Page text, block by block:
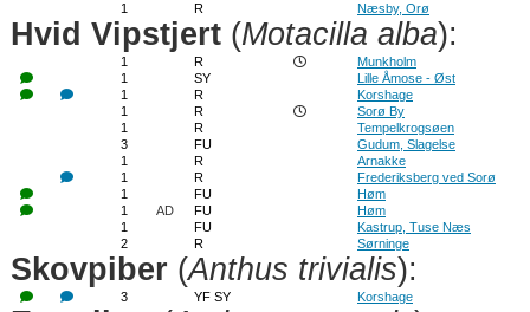
1
R Næsby, Orø
Hvid Vipstjert (Motacilla alba):
1 R
Munkholm
1
SY
Lille Åmose - Øst
1
R
Korshage
1
R
Sorø By
1
R
Tempelkrogsøen
3
FU
Gudum, Slagelse
1
R
Arnakke
1
R
Frederiksberg ved Sorø
1
FU
Høm
1
AD FU
Høm
1
FU
Kastrup, Tuse Næs
2
R Sørninge
Skovpiber (Anthus trivialis):
3 YF SY Korshage